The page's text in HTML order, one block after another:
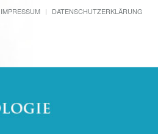
IMPRESSUM DATENSCHUTZERKLÄRUNG